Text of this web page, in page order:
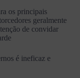
os principais
geralmente
de convidar
é ineficaz e